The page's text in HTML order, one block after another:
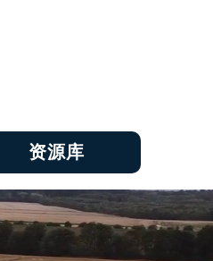
资源库